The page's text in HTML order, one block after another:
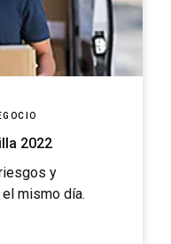
2022
y
mismo día.